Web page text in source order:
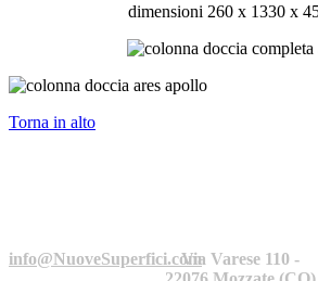
dimensioni 260 x 1330 x
Torna in alto
info@NuoveSuperfici.comVia Varese 110 -